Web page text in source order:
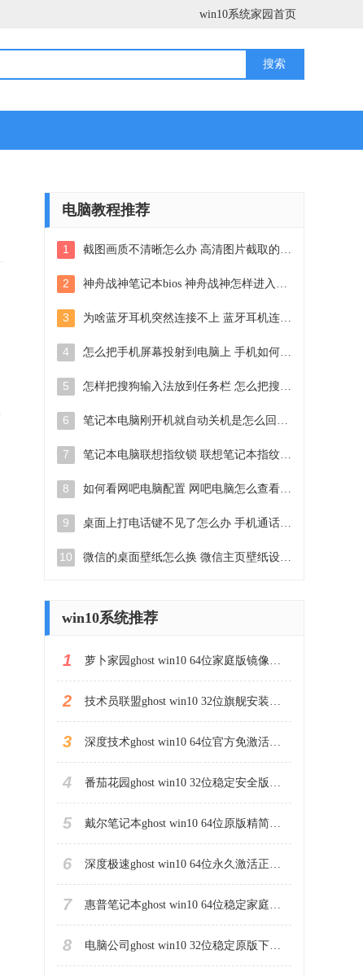
win10系统家园首页
电脑教程推荐
1 截图画质不清晰怎么办 高清图片截取的两种有效方法
2 神舟战神笔记本bios 神舟战神怎样进入bios设置
3 为啥蓝牙耳机突然连接不上 蓝牙耳机连接不上手机怎么解决
4 怎么把手机屏幕投射到电脑上 手机如何无线投屏到电脑上
5 怎样把搜狗输入法放到任务栏 怎么把搜狗输入法固定到任务栏
6 笔记本电脑刚开机就自动关机是怎么回事 笔记本电脑开机后几秒钟自动关机
7 笔记本电脑联想指纹锁 联想笔记本指纹设置步骤
8 如何看网吧电脑配置 网吧电脑怎么查看硬件配置
9 桌面上打电话键不见了怎么办 手机通话图标不见了怎么办
10 微信的桌面壁纸怎么换 微信主页壁纸设置方法
win10系统推荐
1 萝卜家园ghost win10 64位家庭版镜像下载v2023.04
2 技术员联盟ghost win10 32位旗舰安装版下载v2023.04
3 深度技术ghost win10 64位官方免激活版下载v2023.04
4 番茄花园ghost win10 32位稳定安全版本下载v2023.04
5 戴尔笔记本ghost win10 64位原版精简版下载v2023.04
6 深度极速ghost win10 64位永久激活正式版下载v2023.04
7 惠普笔记本ghost win10 64位稳定家庭版下载v2023.04
8 电脑公司ghost win10 32位稳定原版下载v2023.04